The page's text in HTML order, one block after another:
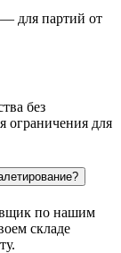
для партий от
без
ограничения для
по нашим
складе